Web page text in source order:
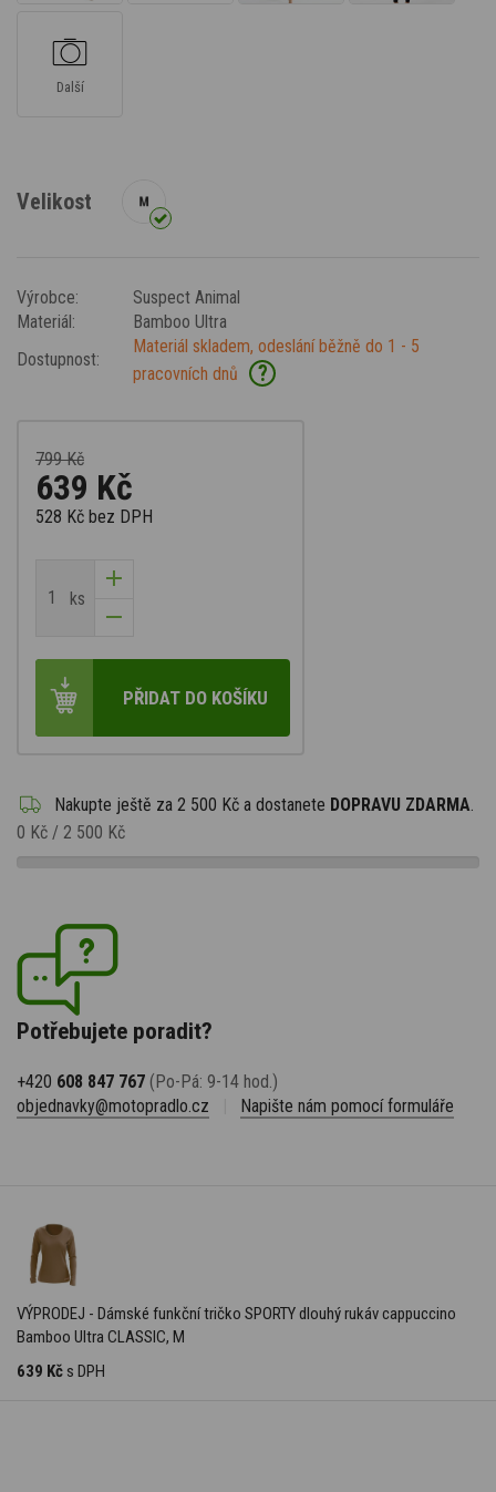
Další
Velikost
Výrobce:
Suspect Animal
Materiál:
Bamboo Ultra
Dostupnost:
Materiál skladem, odeslání běžně do 1 - 5
pracovních dnů
?
799 Kč
639 Kč
528 Kč bez DPH
ks
PŘIDAT DO KOŠÍKU
Nakupte ještě za 2 500 Kč a dostanete DOPRAVU ZDARMA
0 Kč / 2 500 Kč
Potřebujete poradit?
+420 608 847 767 (Po-Pá: 9-14 hod.)
objednavky@motopradlo.cz
Napište nám pomocí formuláře
VÝPRODEJ - Dámské funkční tričko SPORTY dlouhý rukáv cappuccino
Bamboo Ultra CLASSIC, M
639 Kč s DPH